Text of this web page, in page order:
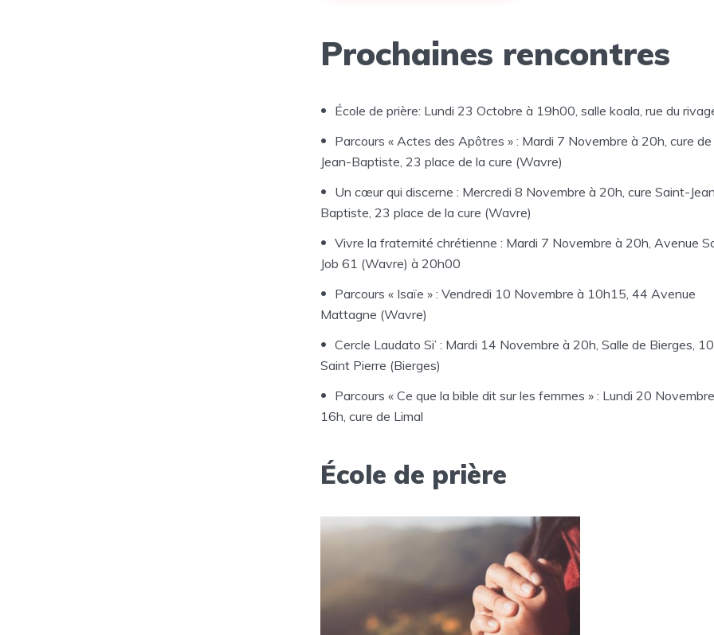
Prochaines rencontres
École de prière: Lundi 23 Octobre à 19h00, salle koala, rue du
Parcours « Actes des Apôtres » : Mardi 7 Novembre à 20h, cure
Jean-Baptiste, 23 place de la cure (Wavre)
Un cœur qui discerne : Mercredi 8 Novembre à 20h, cure Saint-
Baptiste, 23 place de la cure (Wavre)
Vivre la fraternité chrétienne : Mardi 7 Novembre à 20h, Avenue
Job 61 (Wavre) à 20h00
Parcours « Isaïe » : Vendredi 10 Novembre à 10h15, 44 Avenue
Mattagne (Wavre)
Cercle Laudato Si’ : Mardi 14 Novembre à 20h, Salle de Bierges,
Saint Pierre (Bierges)
Parcours « Ce que la bible dit sur les femmes » : Lundi 20
16h, cure de Limal
École de prière